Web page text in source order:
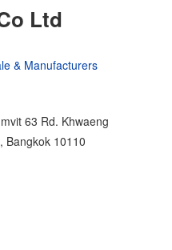
Ltd
& Manufacturers
63 Rd. Khwaeng
Bangkok 10110